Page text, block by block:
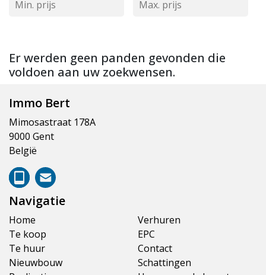
Er werden geen panden gevonden die
voldoen aan uw zoekwensen.
Immo Bert
Mimosastraat 178A
9000 Gent
België
Navigatie
Home
Te koop
Te huur
Nieuwbouw
Verhuren
EPC
Contact
Schattingen